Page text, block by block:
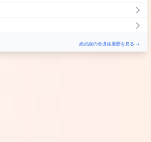
総武線の全遅延履歴を見る →